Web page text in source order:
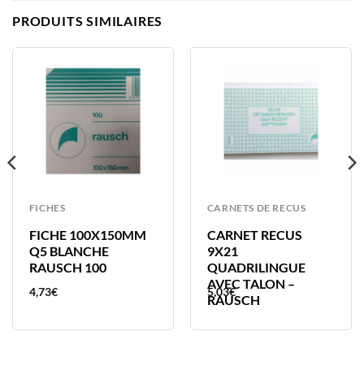
PRODUITS SIMILAIRES
FICHES
FICHE 100X150MM
Q5 BLANCHE
RAUSCH 100
4,73€
CARNETS DE RECUS
CARNET RECUS
9X21
QUADRILINGUE
AVEC TALON –
RAUSCH
5,03€